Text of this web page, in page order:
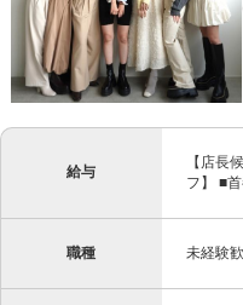
給与
【店長
フ】 ■
職種 未経験